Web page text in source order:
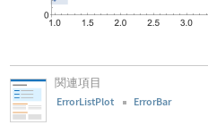
関連項目
ErrorListPlot ErrorBar